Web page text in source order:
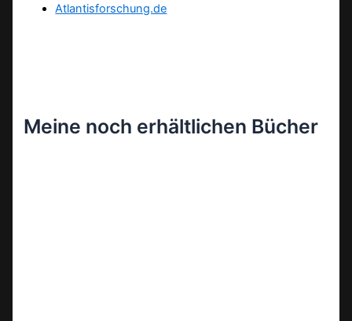
Atlantisforschung.de
Meine noch erhältlichen Bücher